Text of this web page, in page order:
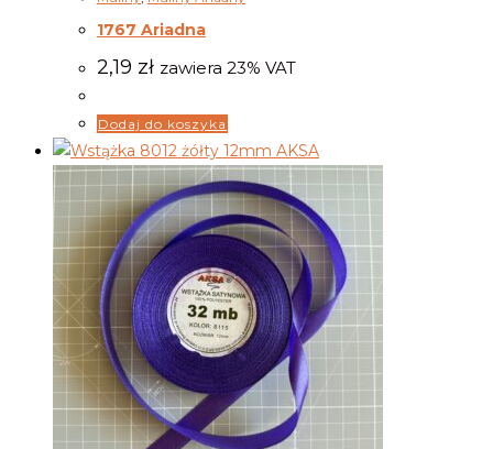
1767 Ariadna
2,19 zł zawiera 23% VAT
Dodaj do koszyka